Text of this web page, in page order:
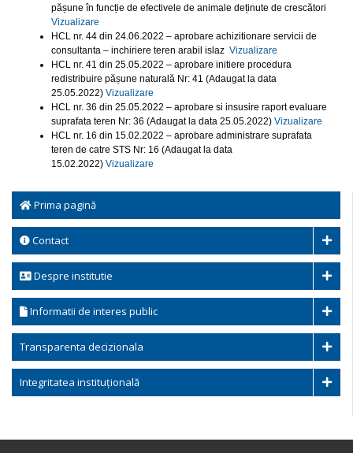
Prima pagină
Contact
Despre institutie
Informatii de interes public
Transparenta decizionala
Integritatea instituțională
pășune în funcție de efectivele de animale deținute de crescători
Vizualizare
HCL nr. 44 din 24.06.2022 – aprobare achizitionare servicii de
consultanta – inchiriere teren arabil islaz Vizualizare
HCL nr. 41 din 25.05.2022 – aprobare initiere procedura
redistribuire pășune naturală Nr: 41 (Adaugat la data
25.05.2022) Vizualizare
HCL nr. 36 din 25.05.2022 – aprobare si insusire raport evaluare
suprafata teren Nr: 36 (Adaugat la data 25.05.2022) Vizualizare
HCL nr. 16 din 15.02.2022 – aprobare administrare suprafata
teren de catre STS Nr: 16 (Adaugat la data
15.02.2022) Vizualizare